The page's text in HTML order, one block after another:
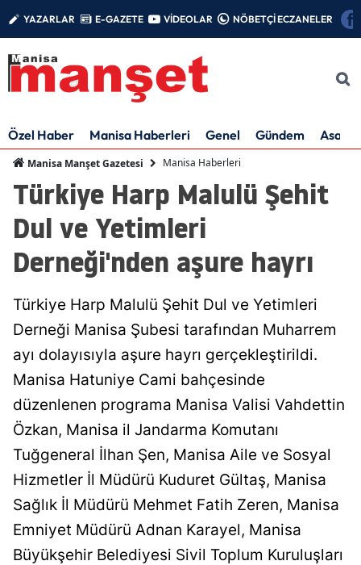
YAZARLAR E-GAZETE VİDEOLAR NÖBETÇİ ECZANELER
Özel Haber Manisa Haberleri Genel Gündem Asayiş
Manisa Manşet Gazetesi Manisa Haberleri
Türkiye Harp Malulü Şehit
Dul ve Yetimleri
Derneği'nden aşure hayrı
Türkiye Harp Malulü Şehit Dul ve Yetimleri
Derneği Manisa Şubesi tarafından Muharrem
ayı dolayısıyla aşure hayrı gerçekleştirildi.
Manisa Hatuniye Cami bahçesinde
düzenlenen programa Manisa Valisi Vahdettin
Özkan, Manisa il Jandarma Komutanı
Tuğgeneral İlhan Şen, Manisa Aile ve Sosyal
Hizmetler İl Müdürü Kuduret Gültaş, Manisa
Sağlık İl Müdürü Mehmet Fatih Zeren, Manisa
Emniyet Müdürü Adnan Karayel, Manisa
Büyükşehir Belediyesi Sivil Toplum Kuruluşları